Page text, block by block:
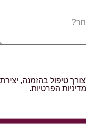
טיפול בהזמנה, יצירת
הפרטיות.